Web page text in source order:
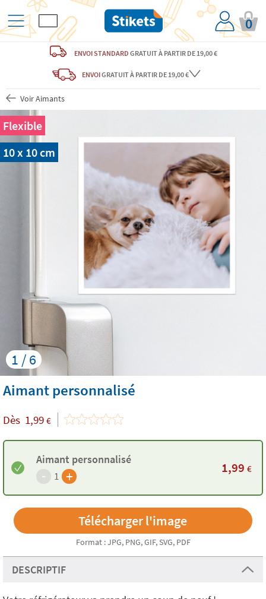
0
ENVOI STANDARD GRATUITÀ PARTIR DE 19,00 €
ENVOIGRATUITÀ PARTIR DE 19,00 €
Voir Aimants
1 / 6
Flexible
10 x 10 cm
Aimant personnalisé
Dès 1,99 €
Aimant personnalisé
- 1 + 1,99 €
Format : JPG, PNG, GIF, SVG, PDF
DESCRIPTIF